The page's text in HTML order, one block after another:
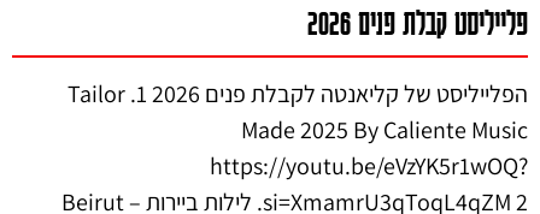
פלייליסט קבלת פנים 2026
הפלייליסט של קליאנטה לקבלת פנים 2026 1. Tailor
Made 2025 By Caliente Music
https://youtu.be/eVzYK5r1wOQ?
si=XmamrU3qToqL4qZM 2. לילות ביירות – Beirut